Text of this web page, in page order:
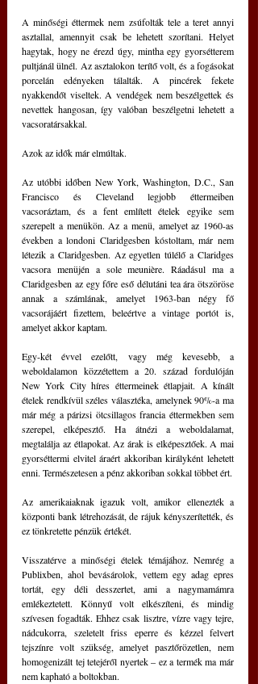
A minőségi éttermek nem zsúfolták tele a teret annyi
asztallal, amennyit csak be lehetett szorítani. Helyet
hagytak, hogy ne érezd úgy, mintha egy gyorsétterem
pultjánál ülnél. Az asztalokon terítő volt, és a fogásokat
porcelán edényeken tálalták. A pincérek fekete
nyakkendőt viseltek. A vendégek nem beszélgettek és
nevettek hangosan, így valóban beszélgetni lehetett a
vacsoratársakkal.
Azok az idők már elmúltak.
Az utóbbi időben New York, Washington, D.C., San
Francisco és Cleveland legjobb éttermeiben
vacsoráztam, és a fent említett ételek egyike sem
szerepelt a menükön. Az a menü, amelyet az 1960-as
években a londoni Claridgesben kóstoltam, már nem
létezik a Claridgesben. Az egyetlen túlélő a Claridges
vacsora menüjén a sole meunière. Ráadásul ma a
Claridgesben az egy főre eső délutáni tea ára ötszöröse
annak a számlának, amelyet 1963-ban négy fő
vacsorájáért fizettem, beleértve a vintage portót is,
amelyet akkor kaptam.
Egy-két évvel ezelőtt, vagy még kevesebb, a
weboldalamon közzétettem a 20. század fordulóján
New York City híres éttermeinek étlapjait. A kínált
ételek rendkívül széles választéka, amelynek 90%-a ma
már még a párizsi ötcsillagos francia éttermekben sem
szerepel, elképesztő. Ha átnézi a weboldalamat,
megtalálja az étlapokat. Az árak is elképesztőek. A mai
gyorséttermi elvitel áraért akkoriban királyként lehetett
enni. Természetesen a pénz akkoriban sokkal többet ért.
Az amerikaiaknak igazuk volt, amikor ellenezték a
központi bank létrehozását, de rájuk kényszerítették, és
ez tönkretette pénzük értékét.
Visszatérve a minőségi ételek témájához. Nemrég a
Publixben, ahol bevásárolok, vettem egy adag epres
tortát, egy déli desszertet, ami a nagymamámra
emlékeztetett. Könnyű volt elkészíteni, és mindig
szívesen fogadták. Ehhez csak lisztre, vízre vagy tejre,
nádcukorra, szeletelt friss eperre és kézzel felvert
tejszínre volt szükség, amelyet pasztőrözetlen, nem
homogenizált tej tetejéről nyertek – ez a termék ma már
nem kapható a boltokban.